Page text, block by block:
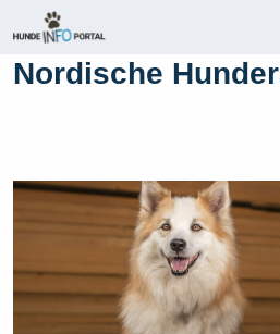
Inhalt
springen
Nordische